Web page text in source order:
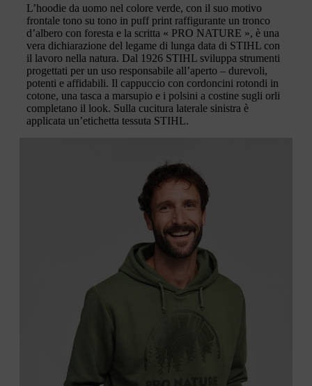
L’hoodie da uomo nel colore verde, con il suo motivo
frontale tono su tono in puff print raffigurante un tronco
d’albero con foresta e la scritta « PRO NATURE », è una
vera dichiarazione del legame di lunga data di STIHL con
il lavoro nella natura. Dal 1926 STIHL sviluppa strumenti
progettati per un uso responsabile all’aperto – durevoli,
potenti e affidabili. Il cappuccio con cordoncini rotondi in
cotone, una tasca a marsupio e i polsini a costine sugli orli
completano il look. Sulla cucitura laterale sinistra è
applicata un’etichetta tessuta STIHL.